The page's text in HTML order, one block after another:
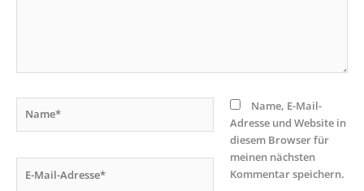
Mail-
Name, E-Mail-
Adresse und Website in
diesem Browser für
meinen nächsten
Kommentar speichern.